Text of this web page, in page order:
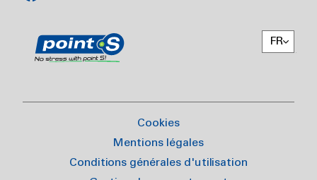
FR
Cookies
Mentions légales
Conditions générales d'utilisation